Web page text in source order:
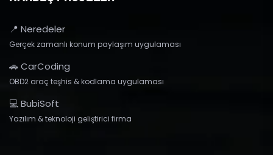
📍 Neredeler
Gerçek zamanlı konum paylaşım uygulaması
🚗 CarCoding
OBD2 araç teşhis & kodlama uygulaması
💻 BubiSoft
Yazılım & teknoloji geliştirici firma